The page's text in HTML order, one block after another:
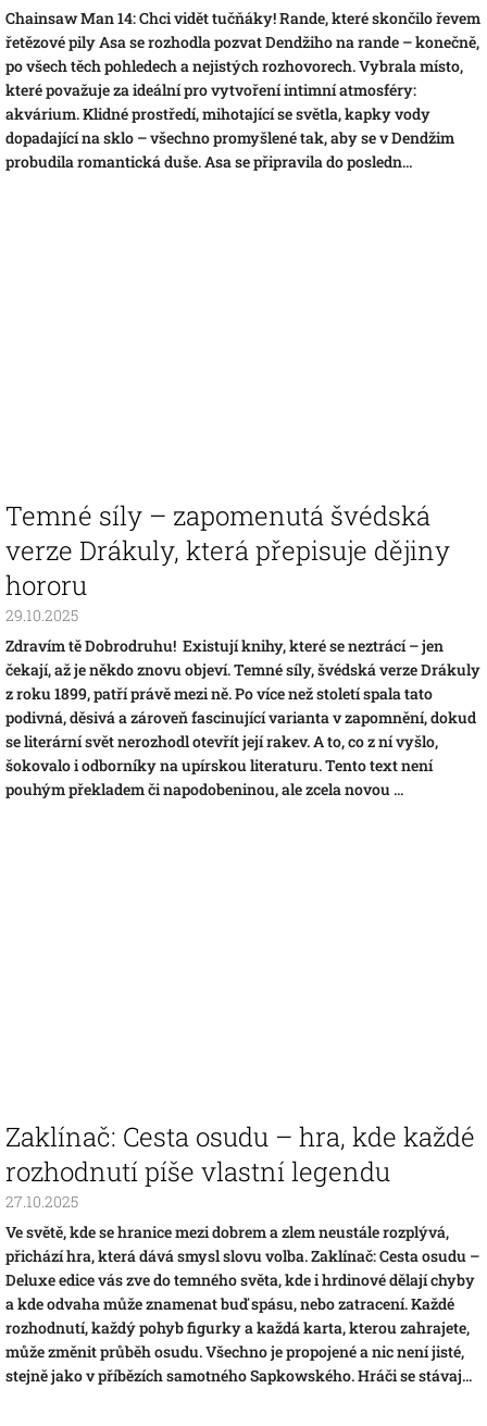
Chainsaw Man 14: Chci vidět tučňáky! Rande, které skončilo řevem
řetězové pily Asa se rozhodla pozvat Dendžiho na rande – konečně,
po všech těch pohledech a nejistých rozhovorech. Vybrala místo,
které považuje za ideální pro vytvoření intimní atmosféry:
akvárium. Klidné prostředí, mihotající se světla, kapky vody
dopadající na sklo – všechno promyšlené tak, aby se v Dendžim
probudila romantická duše. Asa se připravila do posledn...
Temné síly – zapomenutá švédská
verze Drákuly, která přepisuje dějiny
hororu
29.10.2025
Zdravím tě Dobrodruhu! Existují knihy, které se neztrácí – jen
čekají, až je někdo znovu objeví. Temné síly, švédská verze Drákuly
z roku 1899, patří právě mezi ně. Po více než století spala tato
podivná, děsivá a zároveň fascinující varianta v zapomnění, dokud
se literární svět nerozhodl otevřít její rakev. A to, co z ní vyšlo,
šokovalo i odborníky na upírskou literaturu. Tento text není
pouhým překladem či napodobeninou, ale zcela novou ...
Zaklínač: Cesta osudu – hra, kde každé
rozhodnutí píše vlastní legendu
27.10.2025
Ve světě, kde se hranice mezi dobrem a zlem neustále rozplývá,
přichází hra, která dává smysl slovu volba. Zaklínač: Cesta osudu –
Deluxe edice vás zve do temného světa, kde i hrdinové dělají chyby
a kde odvaha může znamenat buď spásu, nebo zatracení. Každé
rozhodnutí, každý pohyb figurky a každá karta, kterou zahrajete,
může změnit průběh osudu. Všechno je propojené a nic není jisté,
stejně jako v příbězích samotného Sapkowského. Hráči se stávaj...